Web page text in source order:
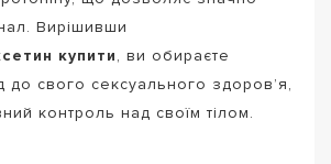
Вирішивши
купити, ви обираєте
до свого сексуального здоров’я,
контроль над своїм тілом.